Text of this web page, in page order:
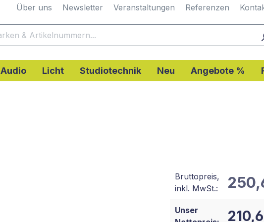
Über uns Newsletter Veranstaltungen Referenzen
Audio Licht Studiotechnik Neu Angebote %
Bruttopreis,
inkl. MwSt.:
Unser